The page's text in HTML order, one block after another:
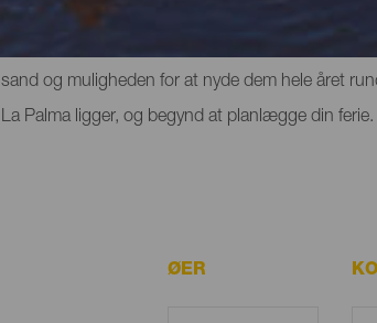
øens natur byder også på overraskelser i form
sand og muligheden for at nyde dem hele året
La Palma ligger, og begynd at planlægge din ferie.
ØER